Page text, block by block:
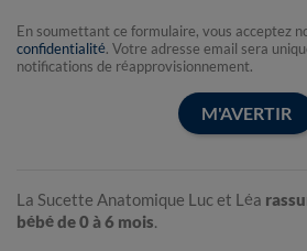
En soumettant ce formulaire, vous acceptez
confidentialité. Votre adresse email sera
notifications de réapprovisionnement.
M'AVERTIR
La Sucette Anatomique Luc et Léa
bébé de 0 à 6 mois.